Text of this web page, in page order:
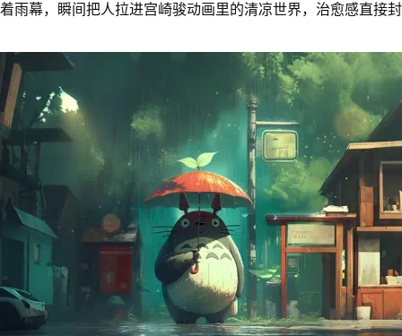
雨幕，瞬间把人拉进宫崎骏动画里的清凉世界，治愈感直接